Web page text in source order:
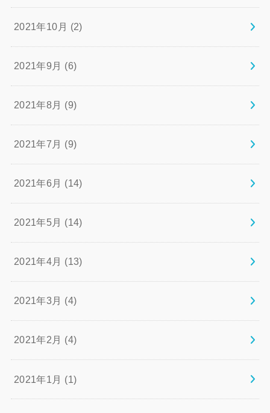
2021年10月 (2)
2021年9月 (6)
2021年8月 (9)
2021年7月 (9)
2021年6月 (14)
2021年5月 (14)
2021年4月 (13)
2021年3月 (4)
2021年2月 (4)
2021年1月 (1)